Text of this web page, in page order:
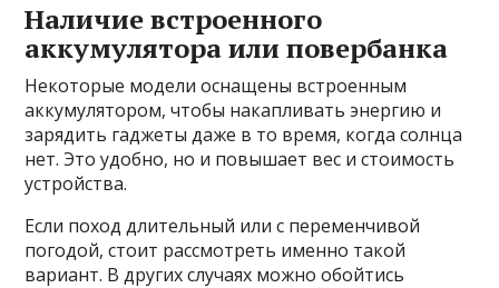
Наличие встроенного
аккумулятора или повербанка
Некоторые модели оснащены встроенным
аккумулятором, чтобы накапливать энергию и
зарядить гаджеты даже в то время, когда солнца
нет. Это удобно, но и повышает вес и стоимость
устройства.
Если поход длительный или с переменчивой
погодой, стоит рассмотреть именно такой
вариант. В других случаях можно обойтись